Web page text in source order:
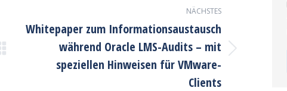
NÄCHSTES
Nächster
Whitepaper zum Informationsaustausch
während Oracle LMS-Audits – mit
speziellen Hinweisen für VMware-
Clients